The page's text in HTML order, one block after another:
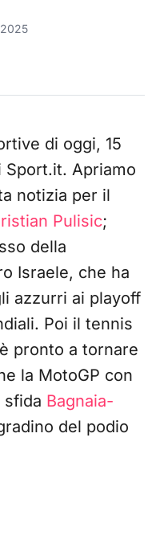
di oggi, 15
Sport.it. Apriamo
notizia per il
Pulisic;
della
Israele, che ha
azzurri ai playoff
Poi il tennis
pronto a tornare
la MotoGP con
sfida Bagnaia-
del podio